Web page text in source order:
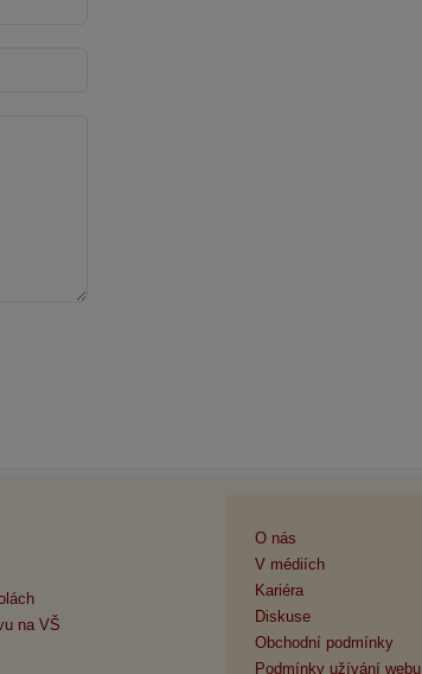
na VŠ
O nás
V médiích
Kariéra
Diskuse
Obchodní podmínky
Podmínky užívání webu